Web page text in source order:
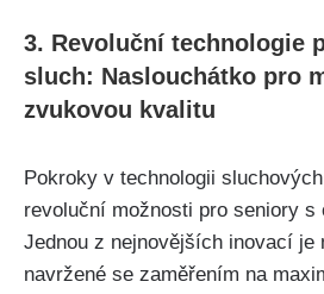
3. Revoluční technologie
sluch: Naslouchátko pro
zvukovou kvalitu
Pokroky v technologii
revoluční možnosti pro seniory s
Jednou z nejnovějších inovací je
navržené se zaměřením na